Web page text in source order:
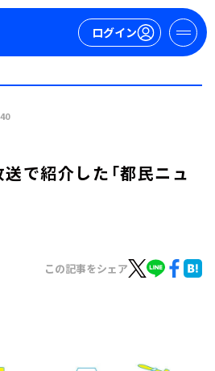
ログイン
送で紹介した「都民ニュ
この記事をシェア